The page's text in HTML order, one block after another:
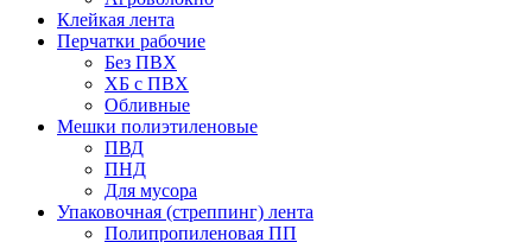
Клейкая лента
Перчатки рабочие
Без ПВХ
ХБ с ПВХ
Обливные
Мешки полиэтиленовые
ПВД
ПНД
Для мусора
Упаковочная (стреппинг) лента
Полипропиленовая ПП